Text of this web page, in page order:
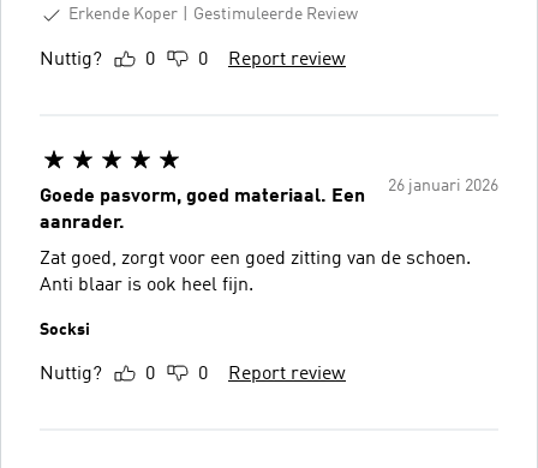
Erkende Koper
Gestimuleerde Review
Nuttig? 0 0 Report review
26 januari 2026
Goede pasvorm, goed materiaal. Een
aanrader.
Zat goed, zorgt voor een goed zitting van de schoen.
Anti blaar is ook heel fijn.
Socksi
Nuttig? 0 0 Report review